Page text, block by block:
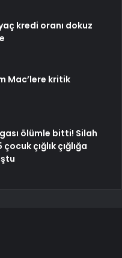
kredi oranı dokuz
Mac’lere kritik
ölümle bitti! Silah
çığlık çığlığa